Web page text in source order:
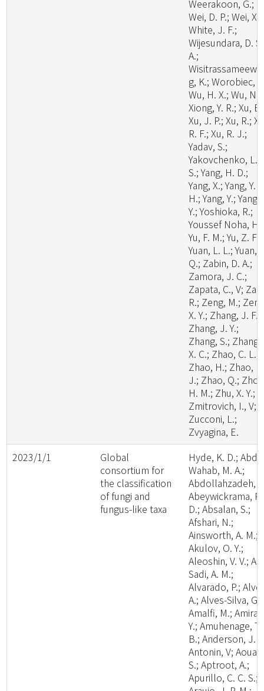
Weerakoon, G.;
Wei, D. P.; Wei, X.;
White, J. F.;
Wijesundara, D. S.
A.;
g, K.; Worobiec,
Wu, H. X.; Wu, N.;
Xiong, Y. R.; Xu,
Xu, J. P.; Xu, R.;
R. F.; Xu, R. J.;
Yadav, S.;
Yakovchenko, L.
S.; Yang, H. D.;
Yang, X.; Yang, Y.
H.; Yang, Y.; Yang,
Y.; Yoshioka, R.;
Youssef Noha, H.;
Yu, F. M.; Yu, Z. F.;
Yuan, L. L.; Yuan,
Q.; Zabin, D. A.;
Zamora, J. C.;
Zapata, C., V;
R.; Zeng, M.;
X. Y.; Zhang, J. F.;
Zhang, J. Y.;
Zhang, S.; Zhang,
X. C.; Zhao, C. L.;
Zhao, H.; Zhao,
J.; Zhao, Q.;
H. M.; Zhu, X. Y.;
Zmitrovich, I., V;
Zucconi, L.;
Zvyagina, E.
2023/1/1
Global
consortium for
the classification
of fungi and
fungus-like taxa
Hyde, K. D.;
Wahab, M. A.;
Abdollahzadeh,
Abeywickrama, P.
D.; Absalan, S.;
Afshari, N.;
Ainsworth, A. M.;
Akulov, O. Y.;
Aleoshin, V. V.; Al-
Sadi, A. M.;
Alvarado, P.;
A.; Alves-Silva, G.;
Amalfi, M.; Amira,
Y.; Amuhenage, T.
B.; Anderson, J.
Antonin, V; Aouali,
S.; Aptroot, A.;
Apurillo, C. C. S.;